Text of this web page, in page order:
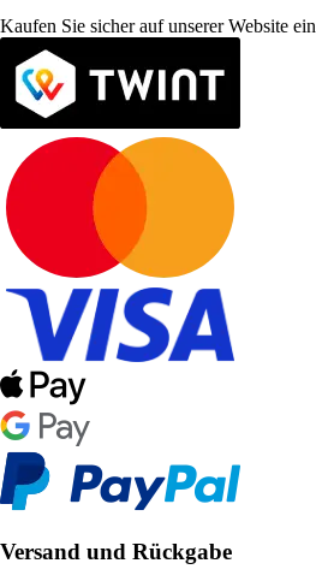
Kaufen Sie sicher auf unserer Website ein
Versand und Rückgabe